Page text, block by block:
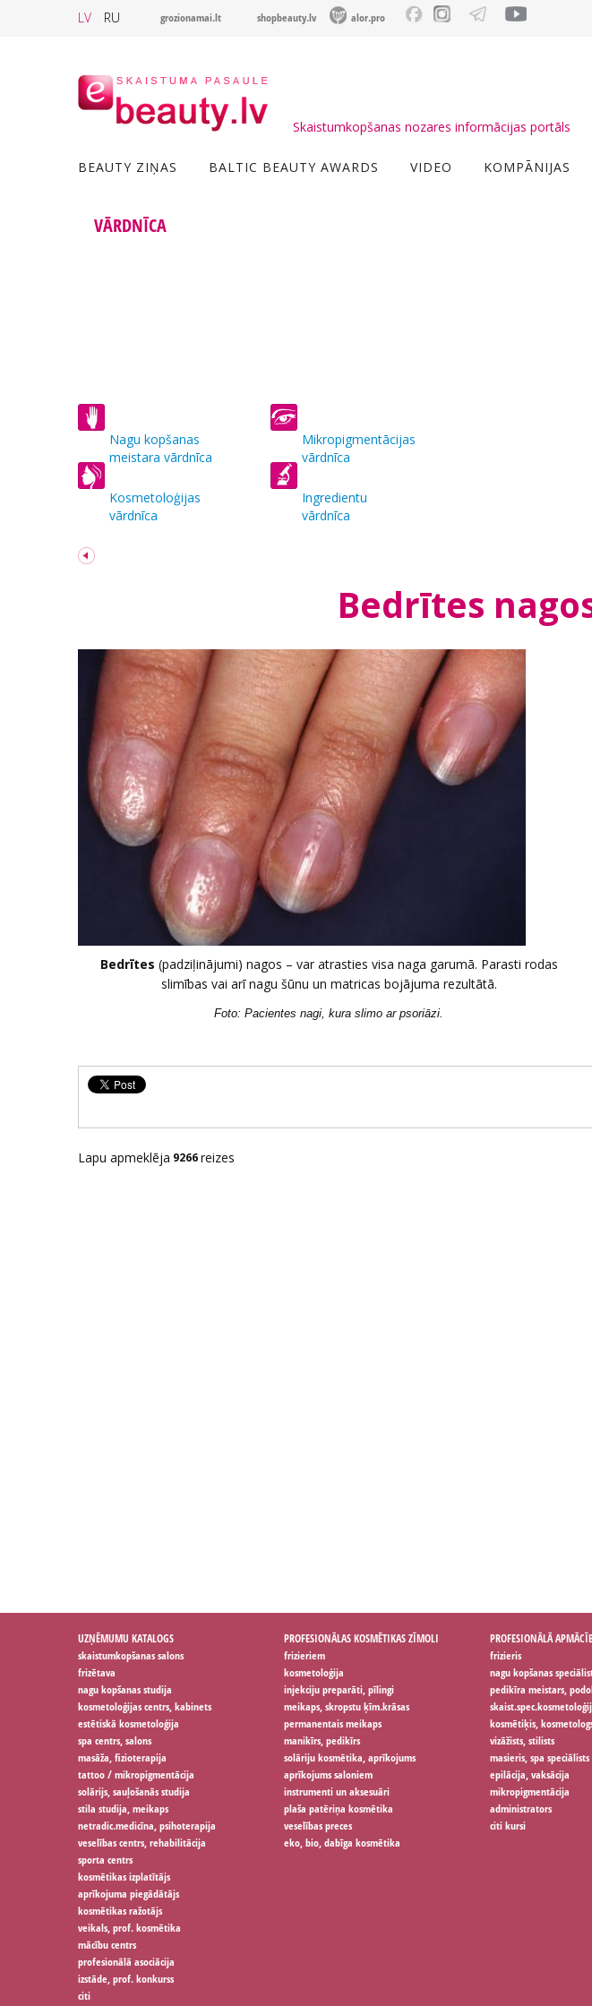
LV RU grozionamai.lt shopbeauty.lv alor.pro
Skaistumkopšanas nozares informācijas portāls
BEAUTY ZIŅAS BALTIC BEAUTY AWARDS VIDEO KOMPĀNIJAS
VĀRDNĪCA
Nagu kopšanas
meistara vārdnīca
Kosmetoloģijas
vārdnīca
Mikropigmentācijas
vārdnīca
Ingredientu
vārdnīca
Bedrītes
Bedrītes (padziļinājumi) nagos – var atrasties visa naga garumā. Parasti rodas
slimības vai arī nagu šūnu un matricas bojājuma rezultātā.
Foto: Pacientes nagi, kura slimo ar psoriāzi.
Lapu apmeklēja 9266reizes
UZŅĒMUMU KATALOGS
skaistumkopšanas salons
frizētava
nagu kopšanas studija
kosmetoloģijas centrs, kabinets
estētiskā kosmetoloģija
spa centrs, salons
masāža, fizioterapija
tattoo / mikropigmentācija
solārijs, sauļošanās studija
stila studija, meikaps
netradic.medicīna, psihoterapija
veselības centrs, rehabilitācija
sporta centrs
kosmētikas izplatītājs
aprīkojuma piegādātājs
kosmētikas ražotājs
veikals, prof. kosmētika
mācību centrs
profesionālā asociācija
izstāde, prof. konkurss
citi
PROFESIONĀLAS KOSMĒTIKAS ZĪMOLI
frizieriem
kosmetoloģija
injekciju preparāti, pīlingi
meikaps, skropstu ķīm.krāsas
permanentais meikaps
manikīrs, pedikīrs
solāriju kosmētika, aprīkojums
aprīkojums saloniem
instrumenti un aksesuāri
plaša patēriņa kosmētika
veselības preces
eko, bio, dabīga kosmētika
PROFESIONĀLĀ
frizieris
nagu kopšanas
pedikīra meistars,
kosmētiķis,
vizāžists, stilists
masieris, spa speciālists
epilācija, vaksācija
mikropigmentācija
administrators
citi kursi